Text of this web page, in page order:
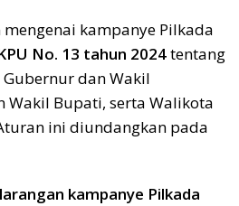
kampanye Pilkada
No. 13 tahun 2024tentang
dan Wakil
Wakil Bupati, serta Walikota
ini diundangkan pada
kampanye Pilkada